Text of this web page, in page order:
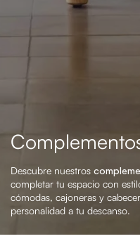
Descubre nuestros
completar tu espacio con
cómodas, cajoneras y
personalidad a tu descanso.